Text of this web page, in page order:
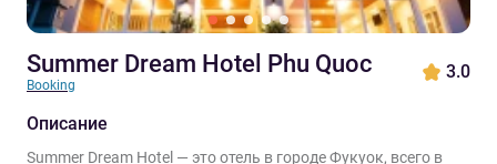
Summer Dream Hotel Phu Quoc
Booking
3.0
Описание
Summer Dream Hotel — это отель в городе Фукуок, всего в